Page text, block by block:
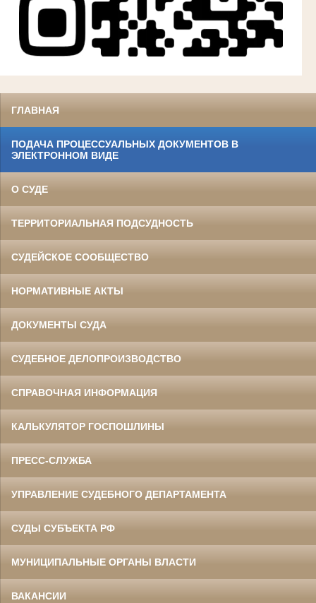
ГЛАВНАЯ
ПОДАЧА ПРОЦЕССУАЛЬНЫХ ДОКУМЕНТОВ В
ЭЛЕКТРОННОМ ВИДЕ
О СУДЕ
ТЕРРИТОРИАЛЬНАЯ ПОДСУДНОСТЬ
СУДЕЙСКОЕ СООБЩЕСТВО
НОРМАТИВНЫЕ АКТЫ
ДОКУМЕНТЫ СУДА
СУДЕБНОЕ ДЕЛОПРОИЗВОДСТВО
СПРАВОЧНАЯ ИНФОРМАЦИЯ
КАЛЬКУЛЯТОР ГОСПОШЛИНЫ
ПРЕСС-СЛУЖБА
УПРАВЛЕНИЕ СУДЕБНОГО ДЕПАРТАМЕНТА
СУДЫ СУБЪЕКТА РФ
МУНИЦИПАЛЬНЫЕ ОРГАНЫ ВЛАСТИ
ВАКАНСИИ